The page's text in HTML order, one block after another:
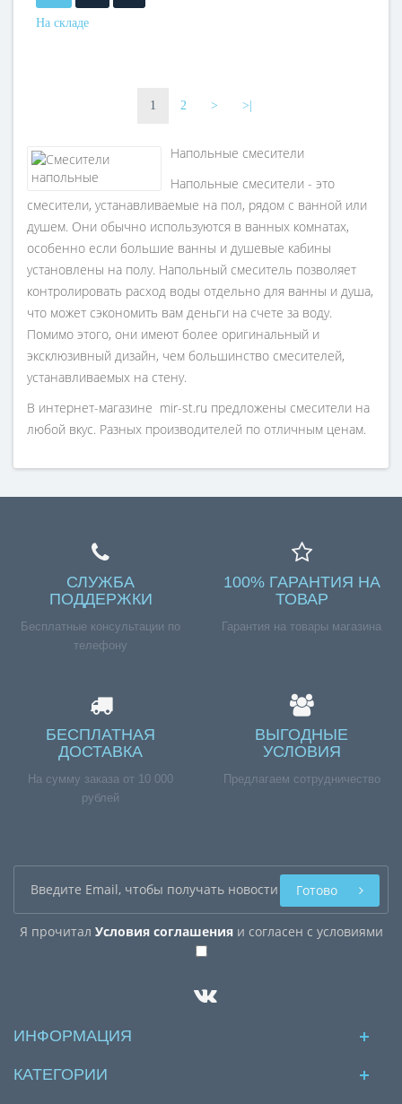
На складе
1 2 > >|
Напольные смесители
Напольные смесители - это
смесители, устанавливаемые на пол, рядом с ванной или
душем. Они обычно используются в ванных комнатах,
особенно если большие ванны и душевые кабины
установлены на полу. Напольный смеситель позволяет
контролировать расход воды отдельно для ванны и душа,
что может сэкономить вам деньги на счете за воду.
Помимо этого, они имеют более оригинальный и
эксклюзивный дизайн, чем большинство смесителей,
устанавливаемых на стену.
В интернет-магазине mir-st.ru предложены смесители на
любой вкус. Разных производителей по отличным ценам.
СЛУЖБА
ПОДДЕРЖКИ
Бесплатные консультации по
телефону
100% ГАРАНТИЯ НА
ТОВАР
Гарантия на товары магазина
БЕСПЛАТНАЯ
ДОСТАВКА
На сумму заказа от 10 000
рублей
ВЫГОДНЫЕ
УСЛОВИЯ
Предлагаем сотрудничество
Я прочитал Условия соглашенияи согласен с условиями
Готово
ИНФОРМАЦИЯ
КАТЕГОРИИ